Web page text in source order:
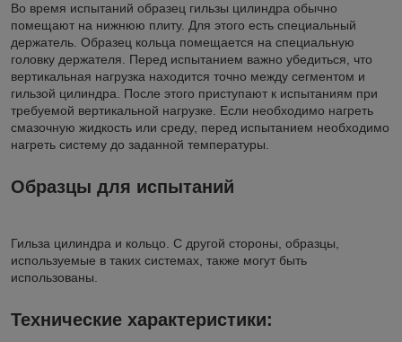
Во время испытаний образец гильзы цилиндра обычно
помещают на нижнюю плиту. Для этого есть специальный
держатель. Образец кольца помещается на специальную
головку держателя. Перед испытанием важно убедиться, что
вертикальная нагрузка находится точно между сегментом и
гильзой цилиндра. После этого приступают к испытаниям при
требуемой вертикальной нагрузке. Если необходимо нагреть
смазочную жидкость или среду, перед испытанием необходимо
нагреть систему до заданной температуры.
Образцы для испытаний
Гильза цилиндра и кольцо. С другой стороны, образцы,
используемые в таких системах, также могут быть
использованы.
Технические характеристики: